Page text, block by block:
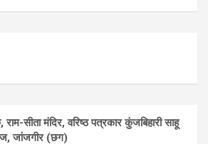
सीता मंदिर, वरिष्ठ पत्रकार कुंजबिहारी साहू
जांजगीर (छग)